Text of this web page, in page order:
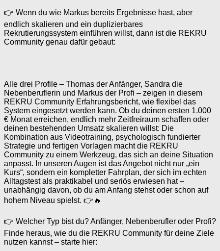
👉 Wenn du wie Markus bereits Ergebnisse hast, aber
endlich skalieren und ein duplizierbares
Rekrutierungssystem einführen willst, dann ist die REKRU
Community genau dafür gebaut:
Alle drei Profile – Thomas der Anfänger, Sandra die
Nebenberuflerin und Markus der Profi – zeigen in diesem
REKRU Community Erfahrungsbericht, wie flexibel das
System eingesetzt werden kann. Ob du deinen ersten 1.000
€ Monat erreichen, endlich mehr Zeitfreiraum schaffen oder
deinen bestehenden Umsatz skalieren willst: Die
Kombination aus Videotraining, psychologisch fundierter
Strategie und fertigen Vorlagen macht die REKRU
Community zu einem Werkzeug, das sich an deine Situation
anpasst. In unseren Augen ist das Angebot nicht nur „ein
Kurs“, sondern ein kompletter Fahrplan, der sich im echten
Alltagstest als praktikabel und seriös erwiesen hat –
unabhängig davon, ob du am Anfang stehst oder schon auf
hohem Niveau spielst. 👉🔥
👉 Welcher Typ bist du? Anfänger, Nebenberufler oder Profi?
Finde heraus, wie du die REKRU Community für deine Ziele
nutzen kannst – starte hier: